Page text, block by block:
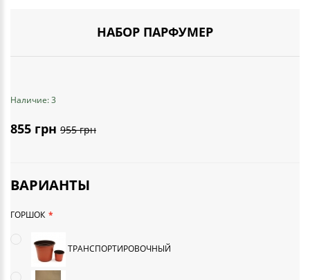
НАБОР ПАРФУМЕР
Наличие: 3
855 грн 955 грн
ВАРИАНТЫ
ГОРШОК
ТРАНСПОРТИРОВОЧНЫЙ